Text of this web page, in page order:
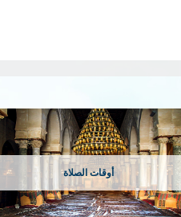
أوقات الصلاة